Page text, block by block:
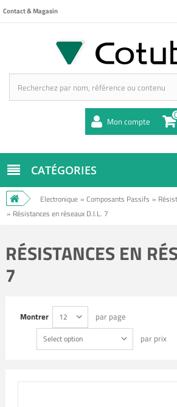
Contact & Magasin
Mon compte
CATÉGORIES
Electronique » Composants Passifs »
» Résistances en réseaux D.I.L. 7
RÉSISTANCES EN
7
Montrer 12 par page
Select option par prix